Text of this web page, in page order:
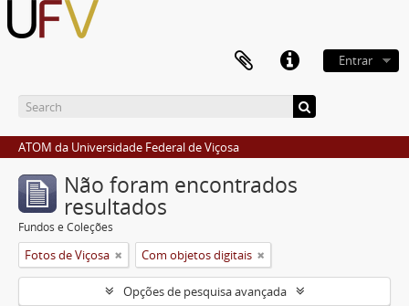
Entrar
ATOM da Universidade Federal de Viçosa
Não foram encontrados
resultados
Fundos e Coleções
Fotos de Viçosa Com objetos digitais
Opções de pesquisa avançada